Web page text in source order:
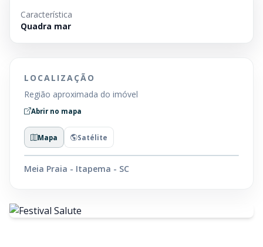
Característica
Quadra mar
LOCALIZAÇÃO
Região aproximada do imóvel
Abrir no mapa
Mapa Satélite
Meia Praia - Itapema - SC